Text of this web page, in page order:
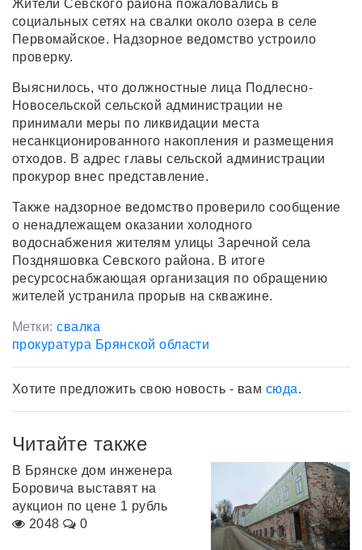
Жители Севского района пожаловались в
социальных сетях на свалки около озера в селе
Первомайское. Надзорное ведомство устроило
проверку.
Выяснилось, что должностные лица Подлесно-
Новосельской сельской администрации не
принимали меры по ликвидации места
несанкционированного накопления и размещения
отходов. В адрес главы сельской администрации
прокурор внес представление.
Также надзорное ведомство проверило сообщение
о ненадлежащем оказании холодного
водоснабжения жителям улицы Заречной села
Поздняшовка Севского района. В итоге
ресурсоснабжающая организация по обращению
жителей устранила прорыв на скважине.
Метки:свалка
прокуратура Брянской области
Хотите предложить свою новость - вам сюда.
Читайте также
В Брянске дом инженера
Боровича выставят на
аукцион по цене 1 рубль
2048
0